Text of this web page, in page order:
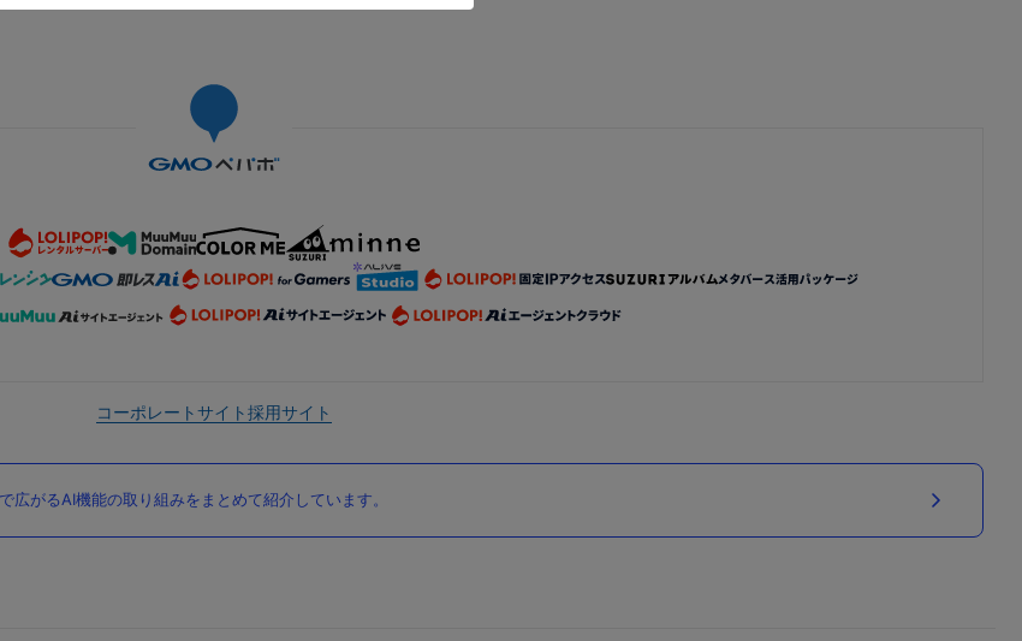
コーポレートサイト採用サイト
がるAI機能の取り組みをまとめて紹介しています。